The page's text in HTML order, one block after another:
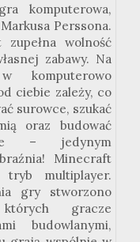
komputerowa,
Perssona.
wolność
zabawy. Na
komputerowo
ciebie zależy, co
surowce, szukać
oraz budować
– jedynym
Minecraft
tryb multiplayer.
gry stworzono
gracze
budowlanymi,